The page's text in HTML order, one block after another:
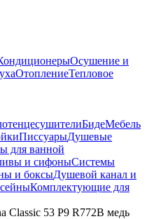
Осушение и
ОтоплениеТепловое
БидеМебель
ПиссуарыДушевые
для ванной
и сифоныСистемы
и боксыДушевой канал и
Комплектующие для
Classic 53 P9 R772B медь